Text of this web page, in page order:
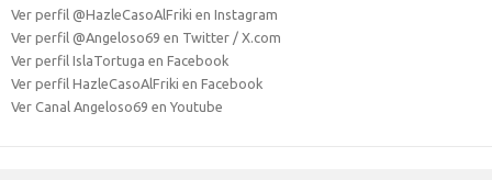
Ver perfil @HazleCasoAlFriki en Instagram
Ver perfil @Angeloso69 en Twitter / X.com
Ver perfil IslaTortuga en Facebook
Ver perfil HazleCasoAlFriki en Facebook
Ver Canal Angeloso69 en Youtube